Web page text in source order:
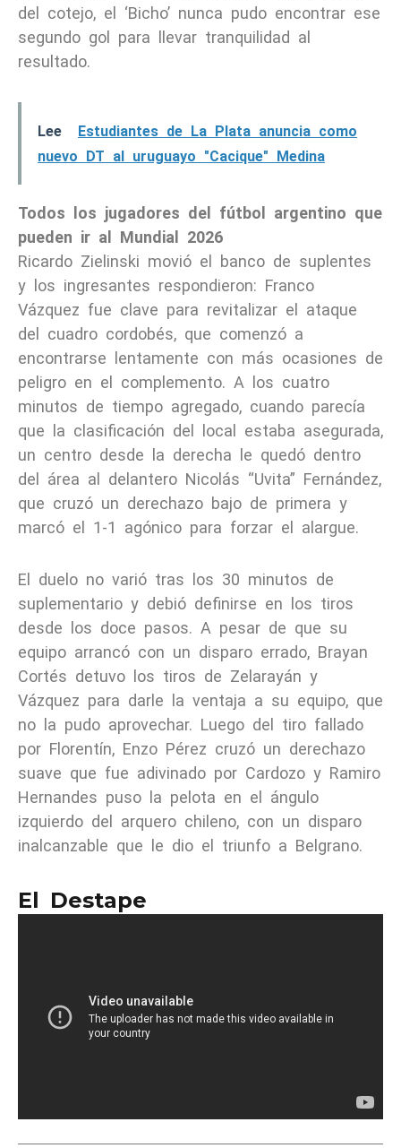
del cotejo, el ‘Bicho’ nunca pudo encontrar ese
segundo gol para llevar tranquilidad al
resultado.
Lee
Estudiantes de La Plata anuncia como
nuevo DT al uruguayo "Cacique" Medina
Todos los jugadores del fútbol argentino que
pueden ir al Mundial 2026
Ricardo Zielinski movió el banco de suplentes
y los ingresantes respondieron: Franco
Vázquez fue clave para revitalizar el ataque
del cuadro cordobés, que comenzó a
encontrarse lentamente con más ocasiones de
peligro en el complemento. A los cuatro
minutos de tiempo agregado, cuando parecía
que la clasificación del local estaba asegurada,
un centro desde la derecha le quedó dentro
del área al delantero Nicolás “Uvita” Fernández,
que cruzó un derechazo bajo de primera y
marcó el 1-1 agónico para forzar el alargue.
El duelo no varió tras los 30 minutos de
suplementario y debió definirse en los tiros
desde los doce pasos. A pesar de que su
equipo arrancó con un disparo errado, Brayan
Cortés detuvo los tiros de Zelarayán y
Vázquez para darle la ventaja a su equipo, que
no la pudo aprovechar. Luego del tiro fallado
por Florentín, Enzo Pérez cruzó un derechazo
suave que fue adivinado por Cardozo y Ramiro
Hernandes puso la pelota en el ángulo
izquierdo del arquero chileno, con un disparo
inalcanzable que le dio el triunfo a Belgrano.
El Destape